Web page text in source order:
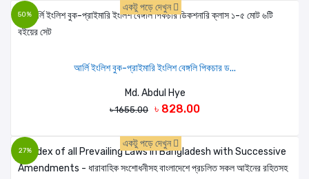
50%
একটু পড়ে দেখুন
আর্লি ইংলিশ বুক-প্রাইমারি ইংলিশ বেঙ্গলি পিকচার ড...
Md. Abdul Hye
৳ 1655.00 ৳ 828.00
27%
একটু পড়ে দেখুন